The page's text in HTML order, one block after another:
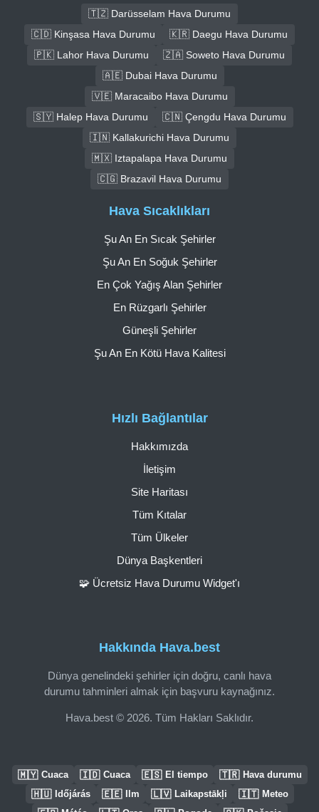
🇹🇿 Darüsselam Hava Durumu
🇨🇩 Kinşasa Hava Durumu
🇰🇷 Daegu Hava Durumu
🇵🇰 Lahor Hava Durumu
🇿🇦 Soweto Hava Durumu
🇦🇪 Dubai Hava Durumu
🇻🇪 Maracaibo Hava Durumu
🇸🇾 Halep Hava Durumu
🇨🇳 Çengdu Hava Durumu
🇮🇳 Kallakurichi Hava Durumu
🇲🇽 Iztapalapa Hava Durumu
🇨🇬 Brazavil Hava Durumu
Hakkında Hava.best
Dünya genelindeki şehirler için doğru, canlı hava
durumu tahminleri almak için başvuru kaynağınız.
Hava.best © 2026. Tüm Hakları Saklıdır.
Hızlı Bağlantılar
Hakkımızda
İletişim
Site Haritası
Tüm Kıtalar
Tüm Ülkeler
Dünya Başkentleri
🧩 Ücretsiz Hava Durumu Widget'ı
Hava Sıcaklıkları
Şu An En Sıcak Şehirler
Şu An En Soğuk Şehirler
En Çok Yağış Alan Şehirler
En Rüzgarlı Şehirler
Güneşli Şehirler
Şu An En Kötü Hava Kalitesi
🇲🇾 Cuaca 🇮🇩 Cuaca 🇪🇸 El tiempo 🇹🇷 Hava durumu
🇭🇺 Időjárás 🇪🇪 Ilm 🇱🇻 Laikapstākļi 🇮🇹 Meteo